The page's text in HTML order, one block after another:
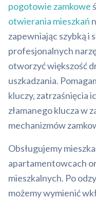
pogotowie zamkowe
otwierania mieszkań
zapewniając szybką i
profesjonalnych
otworzyć większość
uszkadzania.
kluczy, zatrzaśnięcia
złamanego klucza w
mechanizmów
Obsługujemy
apartamentowcach
mieszkalnych. Po
możemy wymienić